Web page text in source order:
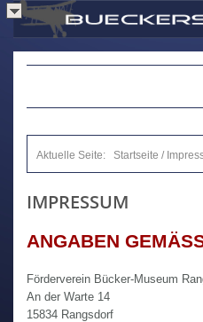
Aktuelle Seite: Startseite /
IMPRESSUM
ANGABEN
Förderverein Bücker-Museum
An der Warte 14
15834 Rangsdorf